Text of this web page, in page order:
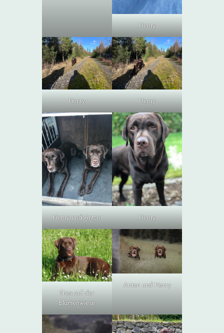
Henry
Henry Henry
Henry und Anton Henry
Thea auf der
Blumenwiese
Anton und Henry